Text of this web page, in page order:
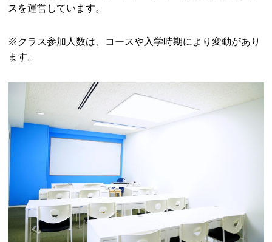
スを運営しています。
※クラス参加人数は、コースや入学時期により変動があり
ます。